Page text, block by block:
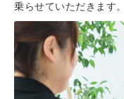
乗らせていただきます。